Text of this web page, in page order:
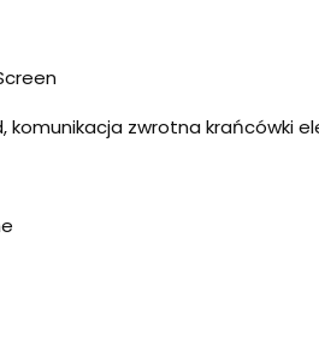
komunikacja zwrotna krańcówki